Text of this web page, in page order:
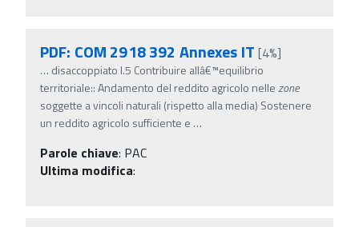
PDF: COM 2918 392 Annexes IT [4%]
… disaccoppiato I.5 Contribuire allâ€™equilibrio
territoriale:: Andamento del reddito agricolo nellezone
soggette a vincoli naturali (rispetto alla media) Sostenere
un reddito agricolo sufficiente e …
Parole chiave: PAC
Ultima modifica: